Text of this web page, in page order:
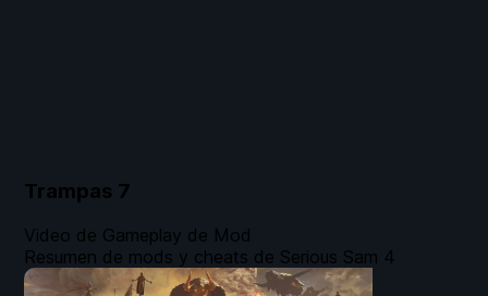
Trampas 7
Video de Gameplay de Mod
Resumen de mods y cheats de Serious Sam 4